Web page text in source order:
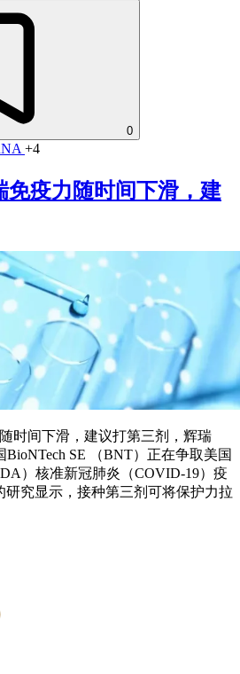
0
+4
免疫力随时间下滑，建
时间下滑，建议打第三剂，辉瑞
BioNTech SE （BNT）正在争取美国
）核准新冠肺炎（COVID-19）疫
究显示，接种第三剂可将保护力拉